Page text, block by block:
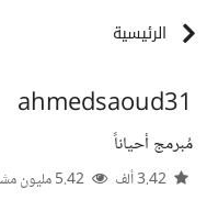
الرئيسية
ahmedsaoud31
مُبرمج أحياناً